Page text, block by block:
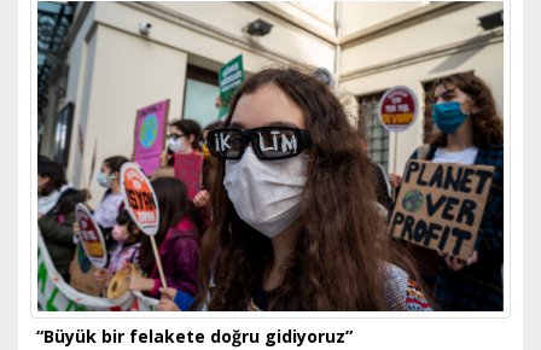
“Büyük bir felakete doğru gidiyoruz”